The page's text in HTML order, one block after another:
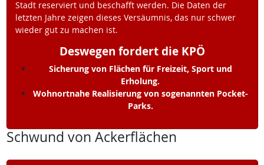
Stadt reserviert und beschafft werden. Die Daten der
letzten Jahre zeigen dieses Versäumnis, das nur schwer
wieder gut zu machen ist.
Deswegen fordert die KPÖ
Sicherung von Flächen für Freizeit, Sport und
Erholung.
Wohnortnahe Realisierung von sogenannten Pocket-
Parks.
Schwund von Ackerflächen